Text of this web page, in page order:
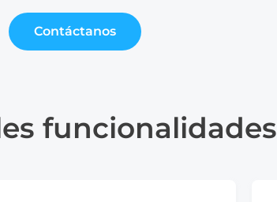
Contáctanos
funcionalidades